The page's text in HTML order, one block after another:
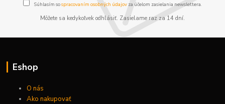
Súhlasím sospracovaním osobných údajov za účelom zasielania newslettera.
Môžete sa kedykoľvek odhlásiť. Zasielame raz za 14 dní.
Eshop
O nás
Ako nakupovať